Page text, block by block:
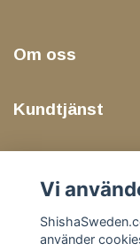
Om oss
Kundtjänst
Sociala medier
Vi
använder